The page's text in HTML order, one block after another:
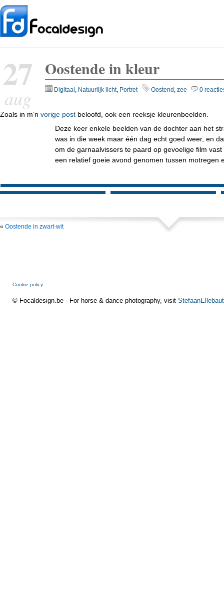
Oostende in kleur
Digitaal , Natuurlijk licht, Portret Oostend , zee 0
27
aug
Zoals in m’n vorige post beloofd, ook een reeksje kleurenbeelden.
Deze keer enkele beelden van de dochter aan het
was in die week maar één dag echt goed weer, en
om de garnaalvissers te paard op gevoelige film vast
een relatief goeie avond genomen tussen motregen
« Oostende in zwart-wit
Cookie policy
© Focaldesign.be - For horse & dance photography, visit